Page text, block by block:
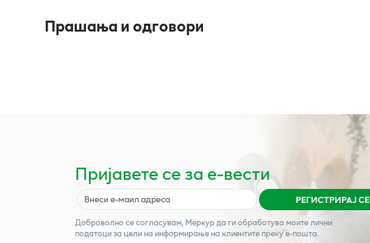
Прашања и одговори
Пријавете се за е-вести
РЕГИСТРИРАЈ СЕ
Доброволно се согласувам, Меркурда ги обработува моите лични
податоци за цели на информирање на клиентите преку е-пошта.